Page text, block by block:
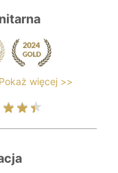
Pokaż więcej >>